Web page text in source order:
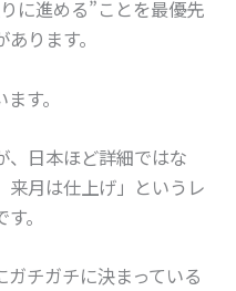
に進める”ことを最優先
ります。
す。
、日本ほど詳細ではな
来月は仕上げ」というレ
。
チガチに決まっている